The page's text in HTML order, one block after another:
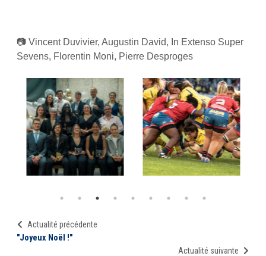
📷 Vincent Duvivier, Augustin David, In Extenso Super
Sevens, Florentin Moni, Pierre Desproges
Actualité précédente
"Joyeux Noël !"
Actualité suivante